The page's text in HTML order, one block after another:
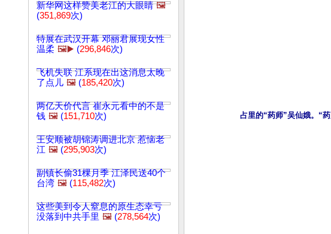
新华网这样赞美老江的大眼睛 🖼️
(351,869次)
特展在武汉开幕 邓丽君展现女性
温柔 🖼️▶️ (296,846次)
飞机失联 江系现在出这消息太晚
了点儿 🖼️ (185,420次)
两亿天价代言 崔永元看中的不是
钱 🖼️ (151,710次)
王安顺被胡锦涛调进北京 惹恼老
江 🖼️ (295,903次)
副镇长偷31棵月季 江泽民送40个
台湾 🖼️ (115,482次)
这些美到令人窒息的原生态幸亏
没落到中共手里 🖼️ (278,564次)